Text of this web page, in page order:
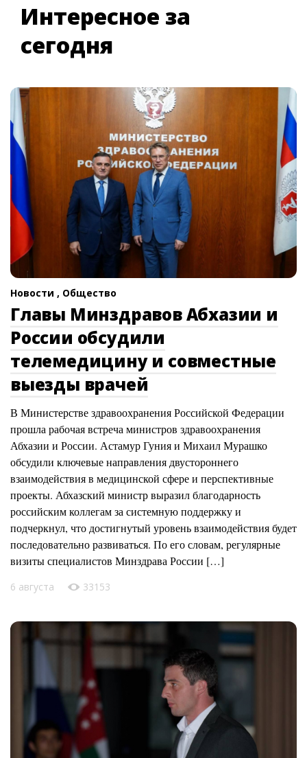
Интересное за
сегодня
Новости , Общество
Главы Минздравов Абхазии и
России обсудили
телемедицину и совместные
выезды врачей
В Министерстве здравоохранения Российской Федерации
прошла рабочая встреча министров здравоохранения
Абхазии и России. Астамур Гуния и Михаил Мурашко
обсудили ключевые направления двустороннего
взаимодействия в медицинской сфере и перспективные
проекты. Абхазский министр выразил благодарность
российским коллегам за системную поддержку и
подчеркнул, что достигнутый уровень взаимодействия будет
последовательно развиваться. По его словам, регулярные
визиты специалистов Минздрава России […]
6 августа 33153